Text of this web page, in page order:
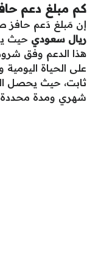
كم مبلغ دعم
إن مَبلغ دَعم
ريال سعودي حيث
هذا الدعم وفق
على الحياة
ثابت، حيث يحصل
شهري ومدة